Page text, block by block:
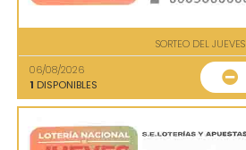
SORTEO DEL JUEVES
06/08/2026
1 DISPONIBLES